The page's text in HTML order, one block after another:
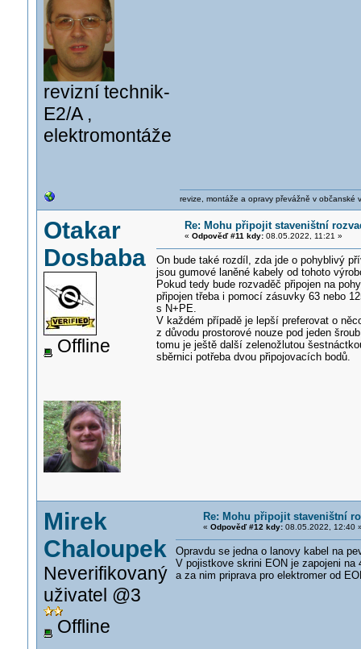
revizní technik-
E2/A ,
elektromontáže
revize, montáže a opravy převážně v občanské
Otakar
Dosbaba
Offline
Re: Mohu připojit staveništní
« Odpověď #11 kdy:08.05.2022, 11:21 »
On bude také rozdíl, zda jde o pohyblivý
jsou gumové laněné kabely od tohoto
Pokud tedy bude rozvaděč připojen na
připojen třeba i pomocí zásuvky 63 nebo
s N+PE.
V každém případě je lepší preferovat o
z důvodu prostorové nouze pod jeden
tomu je ještě další zelenožlutou
sběrnici potřeba dvou připojovacích bodů.
Mirek
Chaloupek
Neverifikovaný
uživatel @3
Offline
Re: Mohu připojit staveništní
« Odpověď #12 kdy:08.05.2022, 12:40
Opravdu se jedna o lanovy kabel na
V pojistkove skrini EON je zapojeni
a za nim priprava pro elektromer od